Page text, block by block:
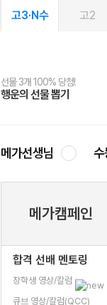
고3·N수 고2
선물 3개 100% 당첨!
행운의 선물 뽑기
선물 100% 증정!
메가스터디 X 올리브
여름방학 스터디 캐시백
메가런 썸머스쿨
2027 러셀 단과
강사 공개선발
스마트러닝앱
설문 EVENT
메가패스
3일 무료 체험권
메가패스 수강생 무료혜택!
메가클럽 멤버십
사회공헌 캠페인
희망이룸 메가나눔
메가선생님 수
메가캠페인
합격 선배 멘토링
장학생 영상/칼럼
큐브 영상/칼럼(QCC)